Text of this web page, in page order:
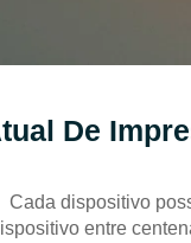
De
Cada dispositivo
entre